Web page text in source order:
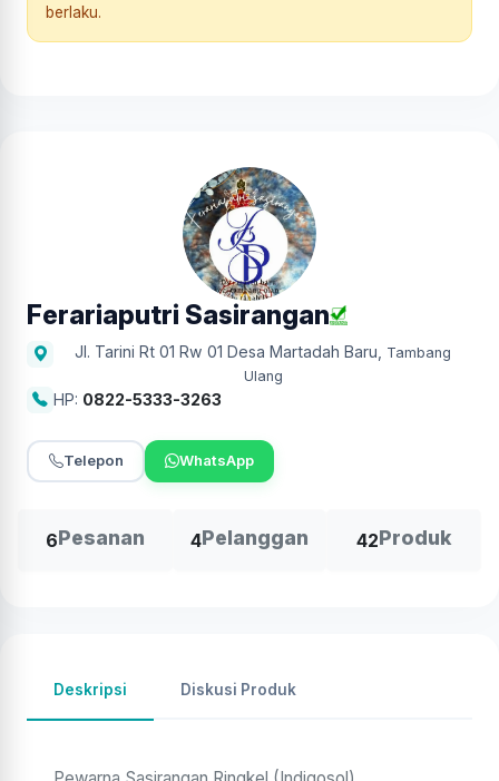
berlaku.
Ferariaputri Sasirangan
Jl. Tarini Rt 01 Rw 01 Desa Martadah Baru
Tambang
Ulang
HP: 0822-5333-3263
Telepon WhatsApp
6Pesanan 4Pelanggan 42Produk
Deskripsi Diskusi Produk